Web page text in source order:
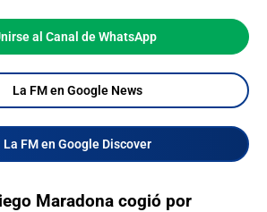
al Canal de WhatsApp
La FM en Google News
La FM en Google Discover
Maradona cogió por